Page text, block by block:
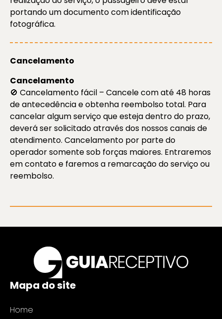
portando um documento com identificação
fotográfica.
Cancelamento
Cancelamento
🚫 Cancelamento fácil – Cancele com até 48 horas
de antecedência e obtenha reembolso total. Para
cancelar algum serviço que esteja dentro do prazo,
deverá ser solicitado através dos nossos canais de
atendimento. Cancelamento por parte do
operador somente sob forças maiores. Entraremos
em contato e faremos a remarcação do serviço ou
reembolso.
Mapa do site
Home